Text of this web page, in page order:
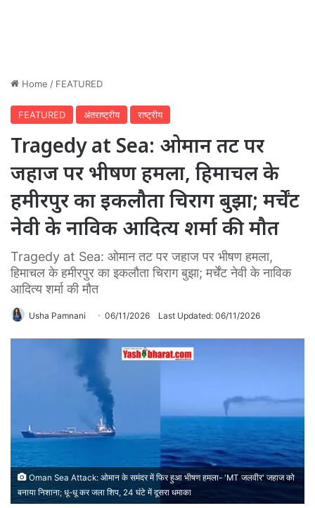
Home / FEATURED
FEATURED अंतराष्ट्रीय राष्ट्रीय
Tragedy at Sea: ओमान तट पर
जहाज पर भीषण हमला, हिमाचल के
हमीरपुर का इकलौता चिराग बुझा; मर्चेंट
नेवी के नाविक आदित्य शर्मा की मौत
Tragedy at Sea: ओमान तट पर जहाज पर भीषण हमला,
हिमाचल के हमीरपुर का इकलौता चिराग बुझा; मर्चेंट नेवी के नाविक
आदित्य शर्मा की मौत
Usha Pamnani 06/11/2026 Last Updated: 06/11/2026
Oman Sea Attack: ओमान के समंदर में फिर हुआ भीषण हमला- 'MT जलवीर' जहाज को
बनाया निशाना; धू-धू कर जला शिप, 24 घंटे में दूसरा धमाका